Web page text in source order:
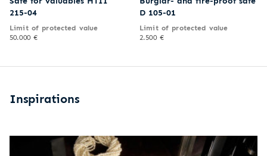
215-04
Limit of protected value
50.000 €
D 105-01
Limit of protected value
2.500 €
Inspirations